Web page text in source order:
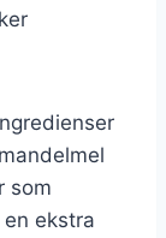
som
ekstra